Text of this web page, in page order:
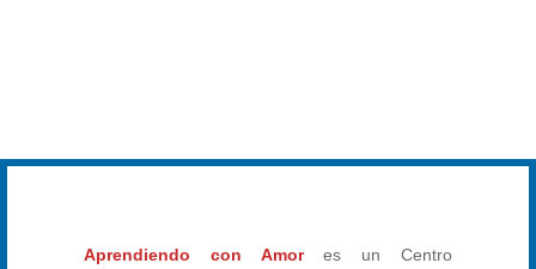
Aprendiendo con Amores un Centro